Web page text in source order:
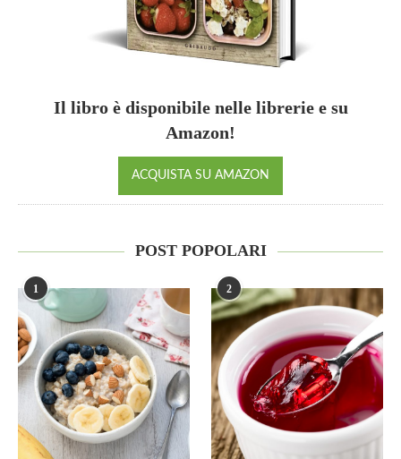
Il libro è disponibile nelle librerie e su
Amazon!
ACQUISTA SU AMAZON
POST POPOLARI
1 2